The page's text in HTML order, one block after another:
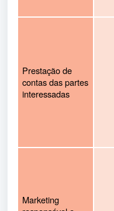
Prestação de
contas das partes
interessadas
Marketing